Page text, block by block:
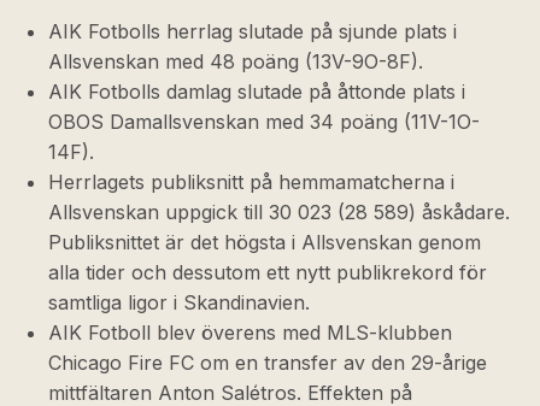
AIK Fotbolls herrlag slutade på sjunde plats i
Allsvenskan med 48 poäng (13V-9O-8F).
AIK Fotbolls damlag slutade på åttonde plats i
OBOS Damallsvenskan med 34 poäng (11V-1O-
14F).
Herrlagets publiksnitt på hemmamatcherna i
Allsvenskan uppgick till 30 023 (28 589) åskådare.
Publiksnittet är det högsta i Allsvenskan genom
alla tider och dessutom ett nytt publikrekord för
samtliga ligor i Skandinavien.
AIK Fotboll blev överens med MLS-klubben
Chicago Fire FC om en transfer av den 29-årige
mittfältaren Anton Salétros. Effekten på